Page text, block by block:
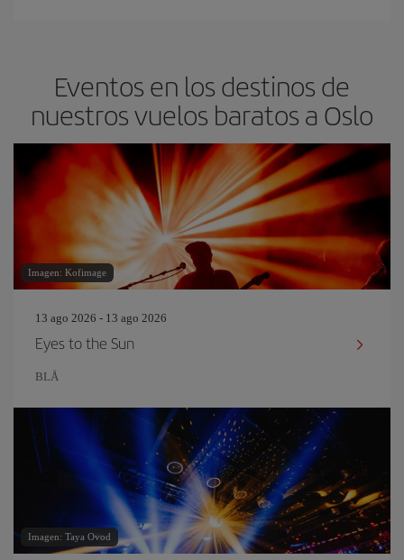
Eventos en los destinos de
nuestros vuelos baratos a Oslo
Imagen: Kofimage
13 ago 2026 - 13 ago 2026
Eyes to the Sun
BLÅ
Imagen: Taya Ovod